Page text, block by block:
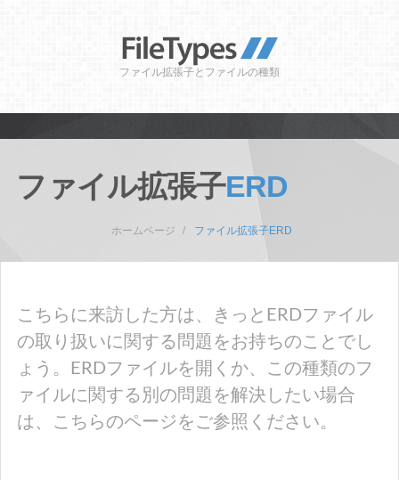
ファイル拡張子とファイルの種類
ファイル拡張子ERD
ホームページ ファイル拡張子ERD
こちらに来訪した方は、きっとERDファイル
の取り扱いに関する問題をお持ちのことでし
ょう。ERDファイルを開くか、この種類のフ
ァイルに関する別の問題を解決したい場合
は、こちらのページをご参照ください。